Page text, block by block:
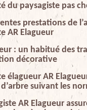
du paysagiste pas
prestations de
AR Elagueur
: un habitué des
décorative
élagueur AR
d’arbre suivant les
AR Elagueur